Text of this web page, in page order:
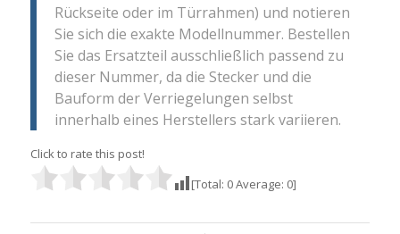
Rückseite oder im Türrahmen) und notieren
Sie sich die exakte Modellnummer. Bestellen
Sie das Ersatzteil ausschließlich passend zu
dieser Nummer, da die Stecker und die
Bauform der Verriegelungen selbst
innerhalb eines Herstellers stark variieren.
Click to rate this post!
[Total: 0Average: 0]